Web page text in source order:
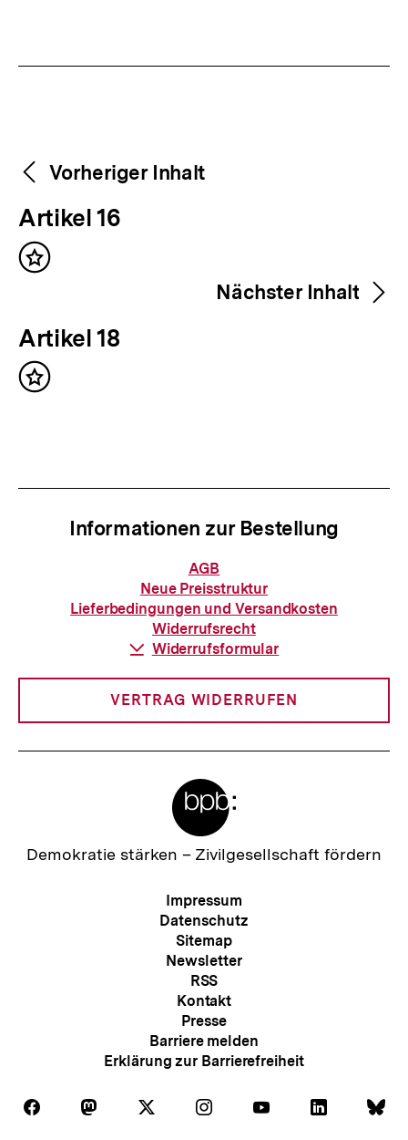
Weitere
Inhalte
Content-
Navigation
Vorheriger Inhalt
V
o
r
e
r
i
Artikel 16
Inhalt
Nächster Inhalt
N
ä
c
l
Artikel 18
Inhalt
Informationen zur Bestellung
Informationen
zur
Bestellung
AGB
Neue Preisstruktur
Lieferbedingungen und Versandkosten
Widerrufsrecht
Download-
Widerrufsformular
VERTRAG WIDERRUFEN
Zur
Demokratie stärken – Zivilgesellschaft fördern
Meta-
Navigation
Impressum
Datenschutz
Sitemap
Newsletter
RSS
Kontakt
Presse
Barriere melden
Erklärung zur Barrierefreiheit
Folgen
Auf
Folgen Folgen Folgen
Auf
Folgen Folgen